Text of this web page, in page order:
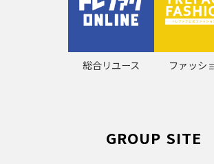
総合リユース ファッシ
GROUP SITE